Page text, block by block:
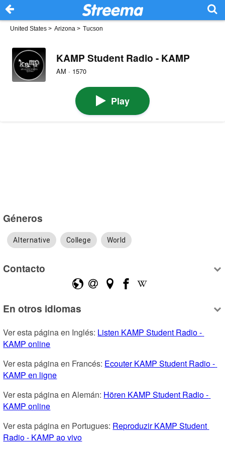
United States > Arizona > Tucson
KAMP Student Radio - KAMP
AM · 1570
Play
Géneros
Alternative College World
Contacto
En otros idiomas
Ver esta página en Inglés: Listen KAMP Student Radio -
KAMP online
Ver esta página en Francés: Ecouter KAMP Student Radio -
KAMP en ligne
Ver esta página en Alemán: Hören KAMP Student Radio -
KAMP online
Ver esta página en Portugues: Reproduzir KAMP Student
Radio - KAMP ao vivo